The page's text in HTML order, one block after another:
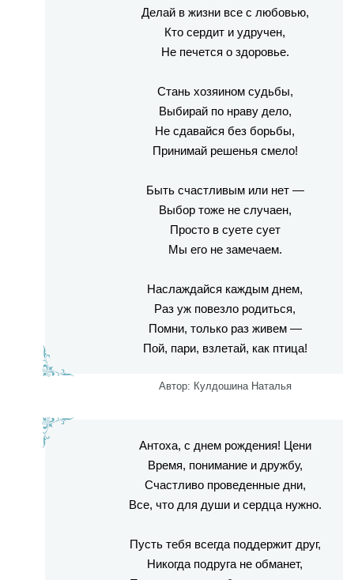
Делай в жизни все с любовью,
Кто сердит и удручен,
Не печется о здоровье.
Стань хозяином судьбы,
Выбирай по нраву дело,
Не сдавайся без борьбы,
Принимай решенья смело!
Быть счастливым или нет —
Выбор тоже не случаен,
Просто в суете сует
Мы его не замечаем.
Наслаждайся каждым днем,
Раз уж повезло родиться,
Помни, только раз живем —
Пой, пари, взлетай, как птица!
Автор: Кулдошина Наталья
Антоха, с днем рождения! Цени
Время, понимание и дружбу,
Счастливо проведенные дни,
Все, что для души и сердца нужно.
Пусть тебя всегда поддержит друг,
Никогда подруга не обманет,